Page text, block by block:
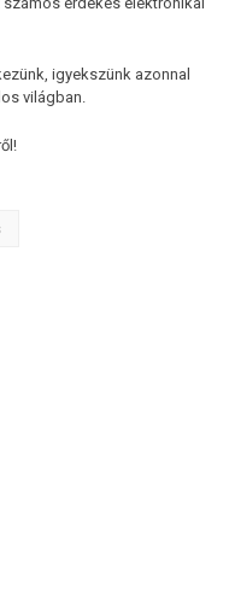
igyekszünk azonnal
világban.